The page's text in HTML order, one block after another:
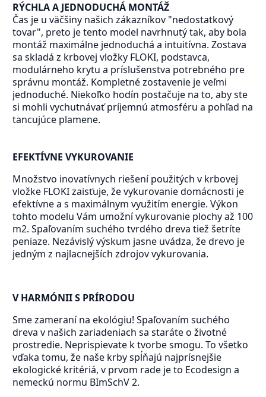
RÝCHLA A JEDNODUCHÁ MONTÁŽ
Čas je u väčšiny našich zákazníkov "nedostatkový
tovar", preto je tento model navrhnutý tak, aby bola
montáž maximálne jednoduchá a intuitívna. Zostava
sa skladá z krbovej vložky FLOKI, podstavca,
modulárneho krytu a príslušenstva potrebného pre
správnu montáž. Kompletné zostavenie je veľmi
jednoduché. Niekoľko hodín postačuje na to, aby ste
si mohli vychutnávať príjemnú atmosféru a pohľad na
tancujúce plamene.
EFEKTÍVNE VYKUROVANIE
Množstvo inovatívnych riešení použitých v krbovej
vložke FLOKI zaisťuje, že vykurovanie domácnosti je
efektívne a s maximálnym využitím energie. Výkon
tohto modelu Vám umožní vykurovanie plochy až 100
m2. Spaľovaním suchého tvrdého dreva tiež šetríte
peniaze. Nezávislý výskum jasne uvádza, že drevo je
jedným z najlacnejších zdrojov vykurovania.
V HARMÓNII S PRÍRODOU
Sme zameraní na ekológiu! Spaľovaním suchého
dreva v našich zariadeniach sa staráte o životné
prostredie. Neprispievate k tvorbe smogu. To všetko
vďaka tomu, že naše krby spĺňajú najprísnejšie
ekologické kritériá, v prvom rade je to Ecodesign a
nemeckú normu BImSchV 2.